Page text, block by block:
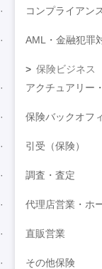
コンプライアン
AML・金融犯罪
保険ビジネス
アクチュアリー
保険バックオフ
引受（保険）
調査・査定
代理店営業・ホ
直販営業
その他保険